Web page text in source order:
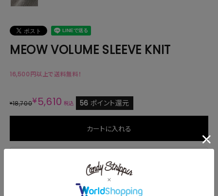
MEOW VOLUME SLEEVE KNIT
16,500円以上で送料無料！
¥18,700¥5,610 税込 56 ポイント還元
カートに入れる
サイズ・素材